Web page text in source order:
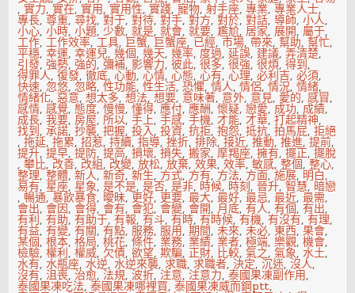
,實力,實在,實用,實用性,實踐,寵物,射手座,專業,專業人士,
專長,尊重,尋找,對于,對待,對手,對方,對於,對話,導師,小人,
小心,小時,小題,少數,就是,就會,就要,尷尬,居家,展開,屬于,
工作,工作效率,工具, 巨蟹, 巨蟹座, 已經,市場,帶來,幫助,幫忙,
平穩,幸運,幸運兒,幾個,幾天,幾率,度過,延誤, 建議,弄清楚,
引發,強勢,強的,彌補, 影響力,彼此,很多,很強,很煩,得到,
得罪人,復發,徹底,心動,心情,心態,心有,心理,必利吉,必須,
快速,忽悠,忽略,性功能,性生活,恐懼,情人,情侶,情況,情緒,
情緒化,惡意,想太多,想法,想要, 意味著, 意外, 意見, 愛的,感冒,
感情,感覺, 態度,慢慢,懂得,應付,應酬,懷疑,戀愛, 成功, 成績,
成長,我要,房屋,所以,手上,手感,手機,才能,才華,打起精神,
找到,承諾,抄襲,把握,投入,投資,抗拒,抱怨,抵抗,拍馬屁,拒絕
,拖延,拖累,招惹,持續,指導,挫折,排除,接近,推動,推進,提前,
提升,提早,提防,提高,損壞,損失,搬家,摩羯座,擁有,擺正,擺脫
,攀比, 改善, 改組, 改變,放松,放棄,效果,效率,敏感,整個,整心,
整理,整體,新人,新奇,新生, 方式, 方有, 方法, 方面,施展, 明白,
易有, 星座, 星象,是不是,是否,是非, 時候, 時刻,晉升,智慧, 暗戀
,暢通,暴飲暴食, 曖昧,更好, 更要,最大,最好,最忌,最近,最需,
會出, 會因, 會得, 會有, 會犯, 會變, 會開, 月底,有人,有個,有出,
有利,有助,有助于,有報,有斗,有時,有時候,有機,有沒有,有理,
有益,有變,有關,有點,服務,服用,期間,未來,未必,東西,果會,
某個,根本,格局,桃花,條件, 業務, 業績, 業者,極端,樂觀,機會,
檢驗,權利,權威, 欠債,欲望,欺騙,正財, 比較,氣之,氣象,水土,
水有,水瓶座,水逆,水逆來襲,求職,求職者,決定,沉迷,沒人,
沒有,沮喪,治愈,法規,波折, 注意, 注意力,泰國果凍副作用,
泰國果凍吃法,泰國果凍哪裡買,泰國果凍威而鋼ptt,